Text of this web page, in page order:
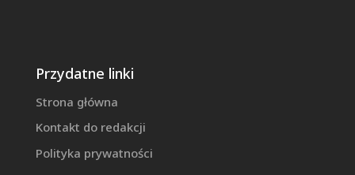
Przydatne linki
Strona główna
Kontakt do redakcji
Polityka prywatności